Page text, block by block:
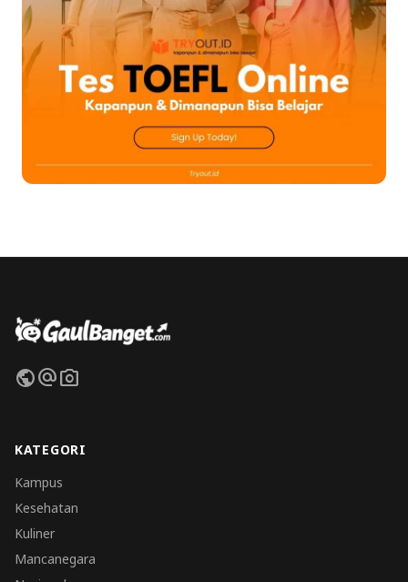
publicalternate_emailphoto_camera
KATEGORI
Kampus
Kesehatan
Kuliner
Mancanegara